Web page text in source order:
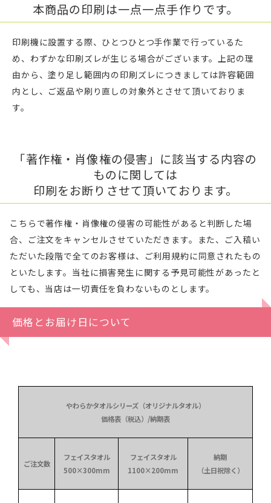
本商品の印刷は一点一点手作りです。
印刷機に設置する際、ひとつひとつ手作業で行っているた
め、わずかな印刷ズレが生じる場合がございます。上記の理
由から、塗り足し範囲内の印刷ズレにつきましては許容範囲
内とし、ご返品や刷り直しの対象外とさせて頂いておりま
す。
「著作権・肖像権の侵害」に該当する内容の
ものに関しては
印刷をお断りさせて頂いております。
こちらで著作権・肖像権の侵害の可能性があると判断した場
合、ご注文をキャンセルさせていただきます。また、ご入稿い
ただいた段階で全てのお客様は、ご利用規約に同意されたもの
といたします。当社に損害発生に関する予見可能性があったと
しても、当店は一切責任を負わないものとします。
価格とお届け日について
やわらかタオルシリーズ（オリジナルタオル）
価格表（税込）/納期表
ご注文数
フェイスタオル
500×300mm
フェイスタオル
1100×200mm
納期
（土日祝除く）